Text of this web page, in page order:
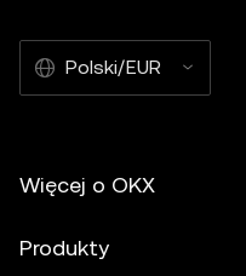
Polski/EUR
Więcej o OKX
Produkty